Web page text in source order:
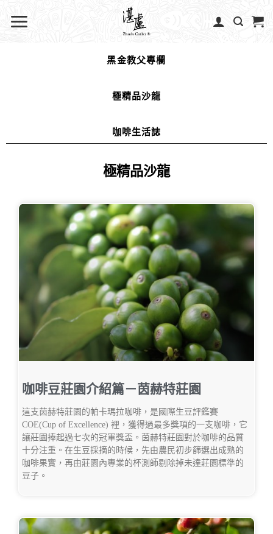
黑金教父專欄
極精品沙龍
咖啡生活誌
極精品沙龍
咖啡豆莊園介紹篇－茵赫特莊園
這支茵赫特莊園的帕卡瑪拉咖啡，是國際生豆評鑑賽
COE(Cup of Excellence) 裡，獲得過最多獎項的一支咖啡，它
讓莊園捧起過七次的冠軍獎盃。茵赫特莊園對於咖啡的品質
十分注重。在生豆採摘的時候，先由農民初步篩選出成熟的
咖啡果實，再由莊園內專業的杯測師剔除掉未達莊園標準的
豆子。